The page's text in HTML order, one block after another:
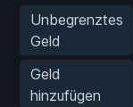
Unbegrenztes
Geld
Geld
hinzufügen